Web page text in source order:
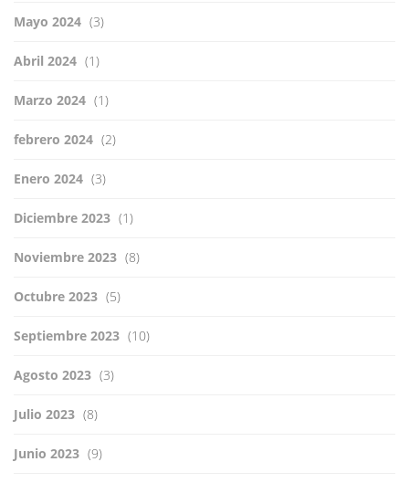
Mayo 2024 (3)
Abril 2024 (1)
Marzo 2024 (1)
febrero 2024 (2)
Enero 2024 (3)
Diciembre 2023 (1)
Noviembre 2023 (8)
Octubre 2023 (5)
Septiembre 2023 (10)
Agosto 2023 (3)
Julio 2023 (8)
Junio 2023 (9)